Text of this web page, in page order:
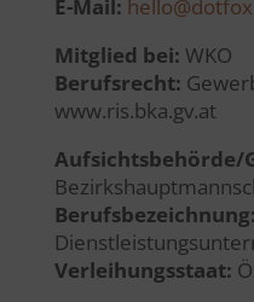
E-Mail:
Mitglied bei: WKO
Berufsrecht:
www.ris.bka.gv.at
Aufsichtsbehörde/
Berufsbezeichnung:
Verleihungsstaat: